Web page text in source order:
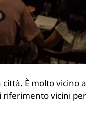
È molto vicino
riferimento vicini